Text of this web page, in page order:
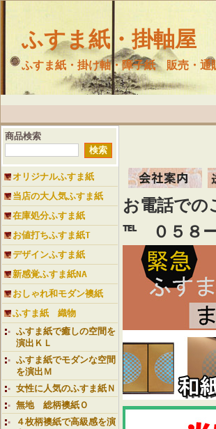
ふすま紙・掛軸
ふすま紙・掛け軸・障子紙 販売・通
商品検索
オリジナルふすま紙
当店の大人気ふすま紙
在庫処分ふすま紙
お値打ちふすま紙T
デザインふすま紙
新感覚ふすま紙NA
おしゃれ和モダン襖紙
ふすま紙 織物
ふすま紙で癒しの空間を
演出ＫＬ
ふすま紙でモダンな空間
を演出Ｍ
女性に人気のふすま紙Ｎ
無地 総柄襖紙Ｏ
４枚柄襖紙で高級感を演
お電話で
℡ ０５８ー